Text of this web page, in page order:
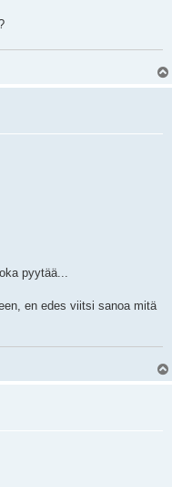
pyytää...
en edes viitsi sanoa mitä